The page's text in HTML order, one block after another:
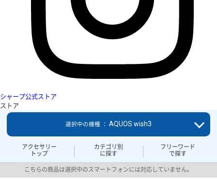
シャープ公式ストア
ストア
アクセサリー
トップ
カテゴリ別
に探す
フリーワード
で探す
選択中の機種 ： AQUOS wish3
こちらの商品は選択中のスマートフォンには対応していません。